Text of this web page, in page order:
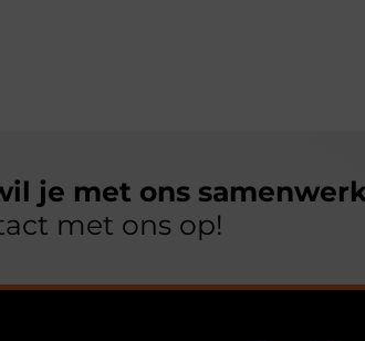
je met ons
met ons op!